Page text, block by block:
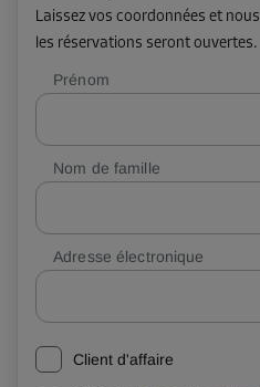
Laissez vos coordonnées et
les réservations seront ouvertes.
Prénom
Nom de famille
Adresse électronique
Client d'affaire